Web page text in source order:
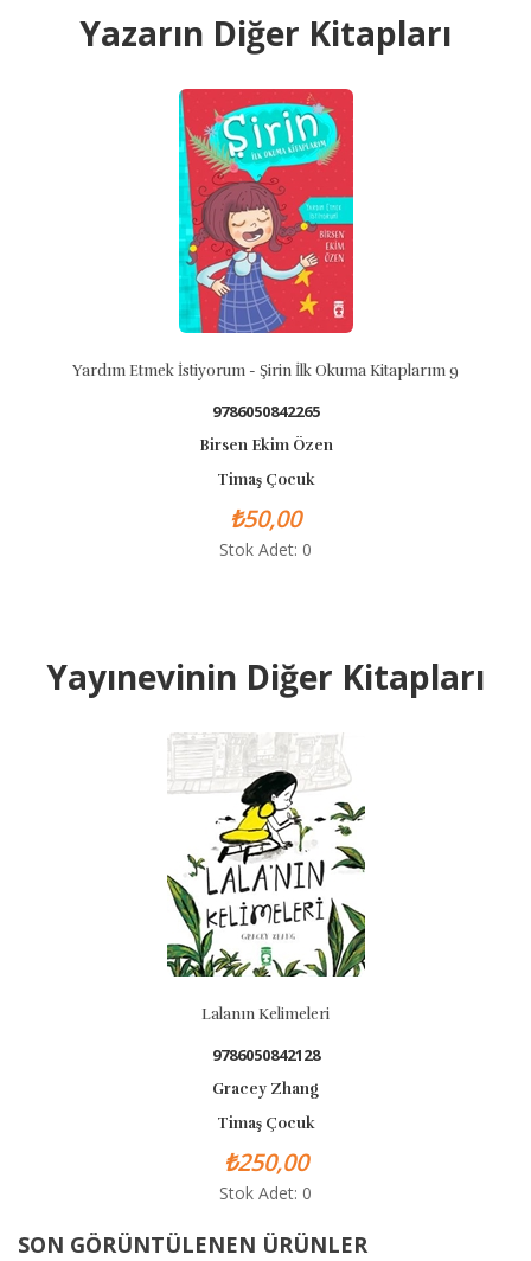
Yazarın Diğer Kitapları
Yardım Etmek İstiyorum - Şirin İlk Okuma Kitaplarım 9
9786050842265
Birsen Ekim Özen
Timaş Çocuk
₺50,00
Stok Adet: 0
Yayınevinin Diğer Kitapları
Lalanın Kelimeleri
9786050842128
Gracey Zhang
Timaş Çocuk
₺250,00
Stok Adet: 0
SON GÖRÜNTÜLENEN ÜRÜNLER